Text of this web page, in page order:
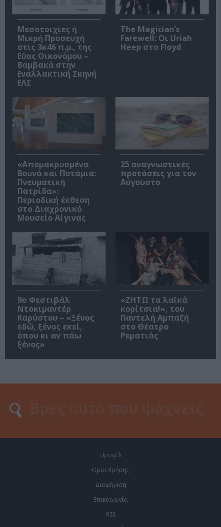
Μεσοτοιχίες ή
Μικρή Προσευχή
στις 3κ46 π.μ., της
Εύας Οικονόμου –
Βαμβακά στην
Εναλλακτική Σκηνή
ΕΛΣ
The Magician’s
Farewell: Οι Uriah
Heep στο Floyd
«Απομακρυσμένα
Βουνά και Ποτάμια:
Πνευματική
Πατρίδα»:
Περιοδική έκθεση
στο Διαχρονικό
Μουσείο Αίγινας
25 αναγνωστικές
προτάσεις για τον
Αύγουστο
9ο Φεστιβάλ
Ντοκιμαντέρ
Καρύστου – «Ξένος
εδώ, ξένος εκεί,
όπου κι αν πάω
ξένος»
«ΖΗΤΩ τα λαϊκά
κορίτσια!», του
Παντελή Αμπαζή
στο Θέατρο
Ρεματιάς
Προφίλ
Οροι Χρήσης
Διαφήμιση
Επικοινωνία
RSS